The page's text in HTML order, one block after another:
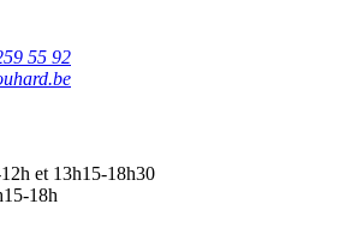
55 92
et 13h15-18h30
18h